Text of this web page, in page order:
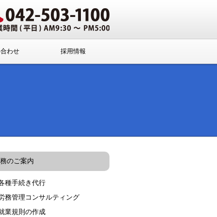
わせ 採用情報
のご案内
種手続き代行
務管理コンサルティング
業規則の作成